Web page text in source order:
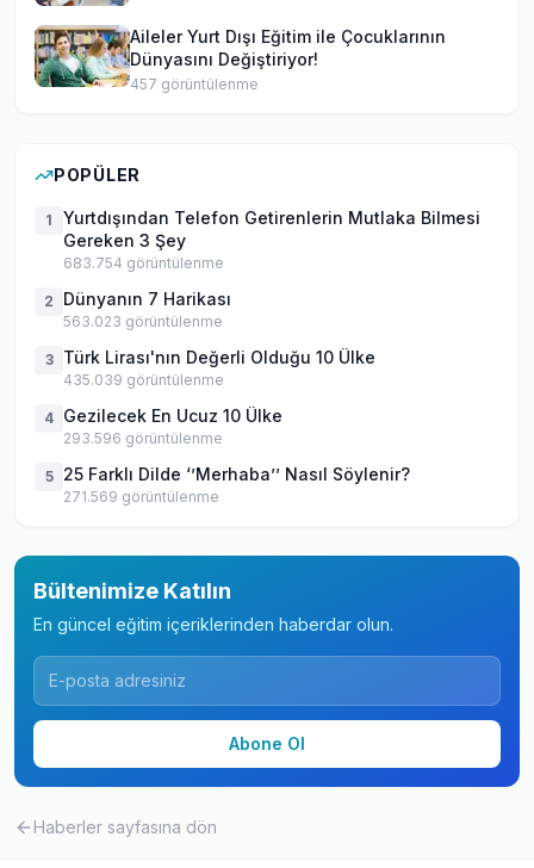
Aileler Yurt Dışı Eğitim ile Çocuklarının
Dünyasını Değiştiriyor!
457 görüntülenme
POPÜLER
1
Yurtdışından Telefon Getirenlerin Mutlaka Bilmesi
Gereken 3 Şey
683.754 görüntülenme
2 Dünyanın 7 Harikası
563.023 görüntülenme
3 Türk Lirası'nın Değerli Olduğu 10 Ülke
435.039 görüntülenme
4 Gezilecek En Ucuz 10 Ülke
293.596 görüntülenme
5 25 Farklı Dilde ‘’Merhaba’’ Nasıl Söylenir?
271.569 görüntülenme
Bültenimize Katılın
En güncel eğitim içeriklerinden haberdar olun.
Abone Ol
Haberler sayfasına dön